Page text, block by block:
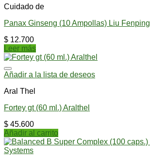
Cuidado de
Panax Ginseng (10 Ampollas) Liu Fenping
$ 12.700
Leer más
Añadir a la lista de deseos
Aral Thel
Fortey gt (60 ml.) Aralthel
$ 45.600
Añadir al carrito